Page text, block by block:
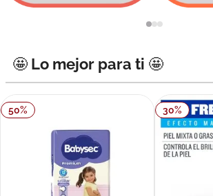
🤩 Lo mejor para ti 🤩
50% 30%